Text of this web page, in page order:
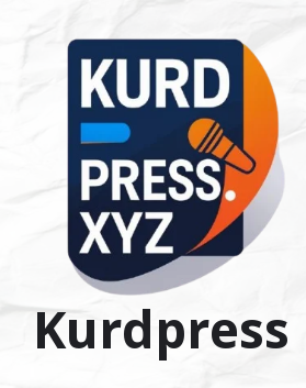
content
Kurdpress